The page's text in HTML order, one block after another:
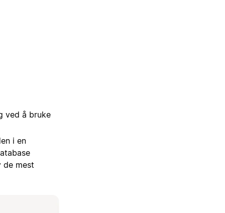
ved å bruke
i en
de mest